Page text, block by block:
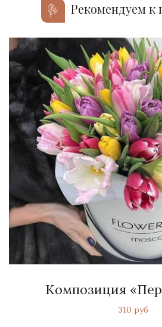
Рекомендуем к
Композиция
310 руб